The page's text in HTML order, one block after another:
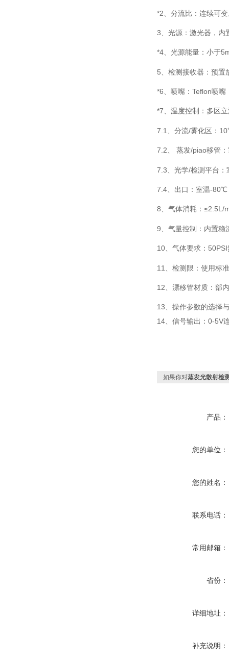
*2 、分流比：连续可
3 、光源：激光器，
*4、光源能量：小于
5 、检测接收器：预
*6 、喷嘴： Teflon喷嘴
*7、温度控制：多区
7.1 、分流/雾化区： 10
7.2、 蒸发/piao移管
7.3 、光学/检测平台：
7.4 、出口：室温-80℃
8、气体消耗：≤2.5L/
9 、气量控制：内置
10、气体要求： 50PSI
11 、检测限：使用标
12 、漂移管材质：部
13、操作参数的选择
14、信号输出： 0-5V
如果你对蒸发光散射检
产品：
您的单位：
您的姓名：
联系电话：
常用邮箱：
省份：
详细地址：
补充说明：